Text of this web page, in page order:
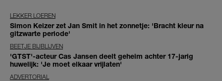
LEKKER LOEREN
Simon Keizer zet Jan Smit in het zonnetje: 'Bracht kleur na
gitzwarte periode'
BEETJE BIJBLIJVEN
'GTST'-acteur Cas Jansen deelt geheim achter 17-jarig
huwelijk: 'Je moet elkaar vrijlaten'
ADVERTORIAL